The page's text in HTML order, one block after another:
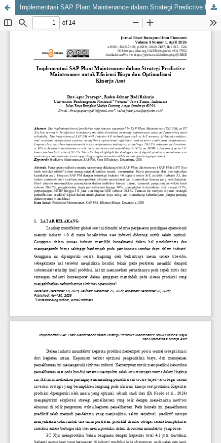
Implementasi SAP Plant Maintenance dalam Strategi Predictive Maintenance untuk Efisiensi Biaya dan Optimalisasi Kinerja Aset